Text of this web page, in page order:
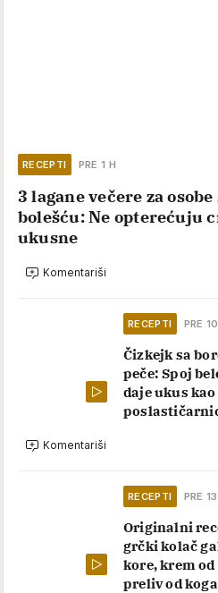
RECEPTI PRE 1 H
3 lagane večere za
bolešću: Ne opterećuju
ukusne
Komentariši
RECEPTI PRE
Čizkejk sa
peče: Spoj
daje ukus
Komentariši
RECEPTI PRE
Originalni
grčki kolač
kore, krem
preliv od